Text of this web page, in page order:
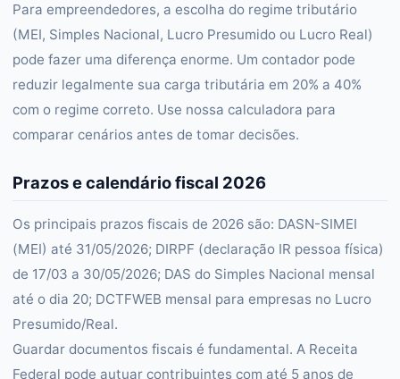
Para empreendedores, a escolha do regime tributário
(MEI, Simples Nacional, Lucro Presumido ou Lucro Real)
pode fazer uma diferença enorme. Um contador pode
reduzir legalmente sua carga tributária em 20% a 40%
com o regime correto. Use nossa calculadora para
comparar cenários antes de tomar decisões.
Prazos e calendário fiscal 2026
Os principais prazos fiscais de 2026 são: DASN-SIMEI
(MEI) até 31/05/2026; DIRPF (declaração IR pessoa física)
de 17/03 a 30/05/2026; DAS do Simples Nacional mensal
até o dia 20; DCTFWEB mensal para empresas no Lucro
Presumido/Real.
Guardar documentos fiscais é fundamental. A Receita
Federal pode autuar contribuintes com até 5 anos de